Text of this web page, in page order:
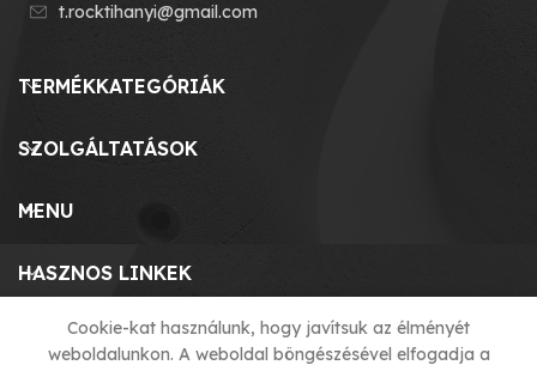
t.rocktihanyi@gmail.com
TERMÉKKATEGÓRIÁK
SZOLGÁLTATÁSOK
MENU
HASZNOS LINKEK
Cookie-kat használunk, hogy javítsuk az élményét
weboldalunkon. A weboldal böngészésével elfogadja a